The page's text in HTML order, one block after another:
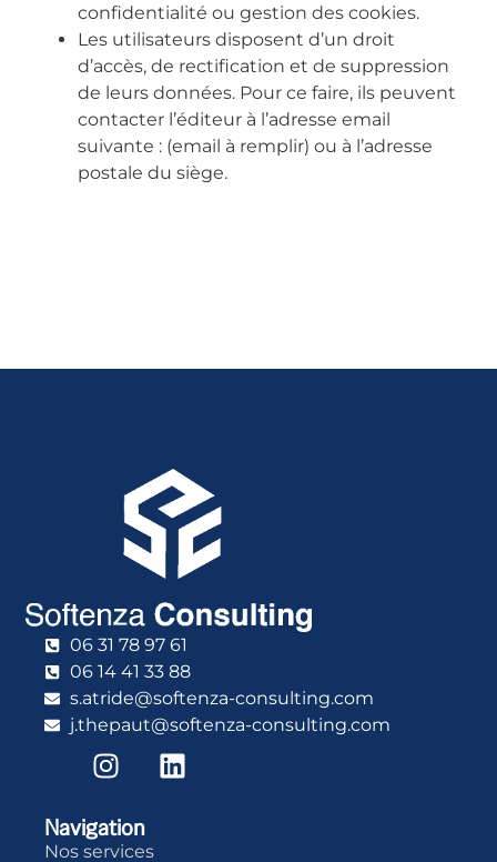
confidentialité ou gestion des cookies.
Les utilisateurs disposent d’un droit
d’accès, de rectification et de suppression
de leurs données. Pour ce faire, ils peuvent
contacter l’éditeur à l’adresse email
suivante : (email à remplir) ou à l’adresse
postale du siège.
06 31 78 97 61
06 14 41 33 88
s.atride@softenza-consulting.com
j.thepaut@softenza-consulting.com
Navigation
Nos services